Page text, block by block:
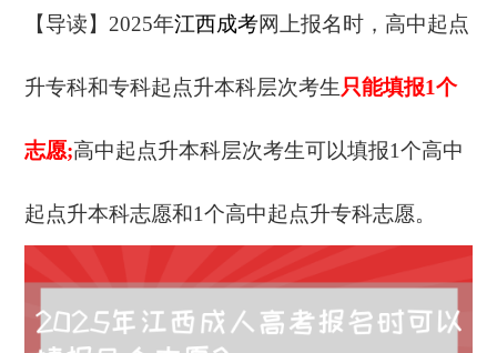
【导读】2025年江西成考网上报名时，高中起点
升专科和专科起点升本科层次考生只能填报1个
志愿;高中起点升本科层次考生可以填报1个高中
起点升本科志愿和1个高中起点升专科志愿。